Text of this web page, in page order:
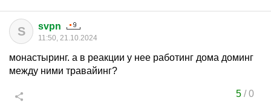
S svpn
11:50, 21.10.2024
монастыринг. а в реакции у нее работинг дома доминг
между ними травайинг?
5/0